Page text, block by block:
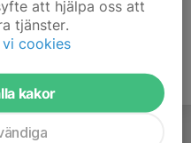
att hjälpa oss att
tjänster.
vi cookies
kakor